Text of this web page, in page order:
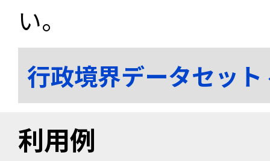
い。
行政境界データセッ
利用例